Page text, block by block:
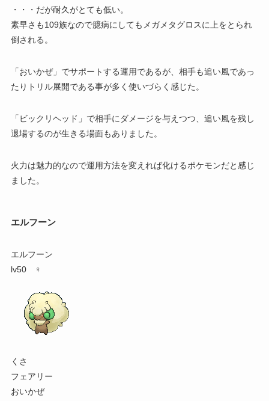
・・・だが耐久がとても低い。
素早さも109族なので臆病にしてもメガメタグロスに上をとられ
倒される。
「おいかぜ」でサポートする運用であるが、相手も追い風であっ
たりトリル展開である事が多く使いづらく感じた。
「ビックリヘッド」で相手にダメージを与えつつ、追い風を残し
退場するのが生きる場面もありました。
火力は魅力的なので運用方法を変えれば化けるポケモンだと感じ
ました。
エルフーン
エルフーン
lv50 ♀
くさ
フェアリー
おいかぜ